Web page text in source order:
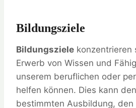
Bildungsziele
Bildungsziele konzentrieren
Erwerb von Wissen und
unserem beruflichen oder
helfen können. Dies kann
bestimmten Ausbildung, den